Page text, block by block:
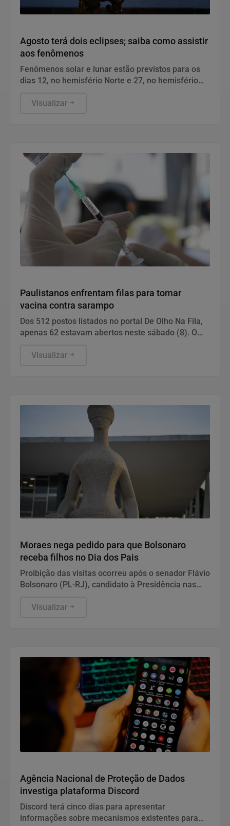
Agosto terá dois eclipses; saiba como assistir
aos fenômenos
Fenômenos solar e lunar estão previstos para os
dias 12, no hemisfério Norte e 27, no hemisfério
Visualizar
Paulistanos enfrentam filas para tomar
vacina contra sarampo
Dos 512 postos listados no portal De Olho Na Fila,
apenas 62 estavam abertos neste sábado (8). O
segunda a sexta-feira.
Visualizar
Moraes nega pedido para que Bolsonaro
receba filhos no Dia dos Pais
Proibição das visitas ocorreu após o senador Flávio
Bolsonaro (PL-RJ), candidato à Presidência nas
uma carta manuscrita assinada pelo pai.
Visualizar
Agência Nacional de Proteção de Dados
investiga plataforma Discord
Discord terá cinco dias para apresentar
informações sobre mecanismos existentes para